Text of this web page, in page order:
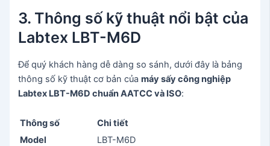
3. Thông số kỹ thuật nổi bật của
Labtex LBT-M6D
Để quý khách hàng dễ dàng so sánh, dưới đây là bảng
thông số kỹ thuật cơ bản củamáy sấy công nghiệp
Labtex LBT-M6D chuẩn AATCC và ISO:
Thông số
Chi tiết
Model
LBT-M6D